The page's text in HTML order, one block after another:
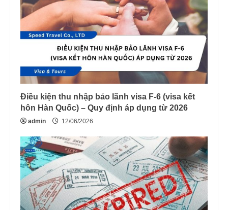
Điều kiện thu nhập bảo lãnh visa F-6 (visa kết
hôn Hàn Quốc) – Quy định áp dụng từ 2026
admin 12/06/2026